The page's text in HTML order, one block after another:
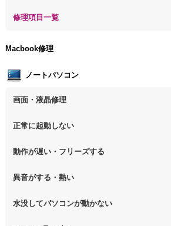
【デスクトップPC】ウィルス感染のその他の
【デスクトップPC】事例紹介
修理項目一覧
【デスクトップPC】電源故障
【デスクトップPC】液晶ディスプレイ交換
【デスクトップPC】マザーボード交換
【デスクトップPC】OS再インストール
Macbook修理
ノートパソコン
画面・液晶修理
【ノートパソコン】画面の割れ・破損
正常に起動しない
【ノートパソコン】電源を押しても反応がない
動作が遅い・フリーズする
【ノートパソコン】操作中の動作が重い
異音がする・熱い
【ノートパソコン】パソコンから異音がする
水没してパソコンが動かない